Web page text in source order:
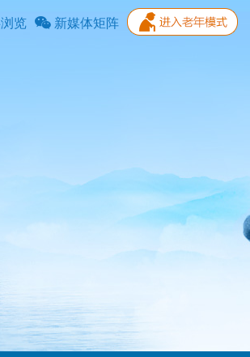
览 新媒体矩阵